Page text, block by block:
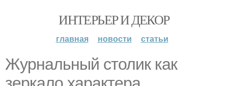
ИНТЕРЬЕР И ДЕКОР
главная новости статьи
Журнальный столик как